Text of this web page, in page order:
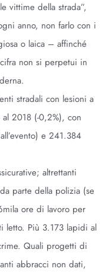
vittime della strada”,
anno, non farlo con i
o laica – affinché
non si perpetui in
stradali con lesioni a
2018 (-0,2%), con
e 241.384
altrettanti
parte della polizia (se
ore di lavoro per
letto. Più 3.173 lapidi al
Quali progetti di
abbracci non dati,